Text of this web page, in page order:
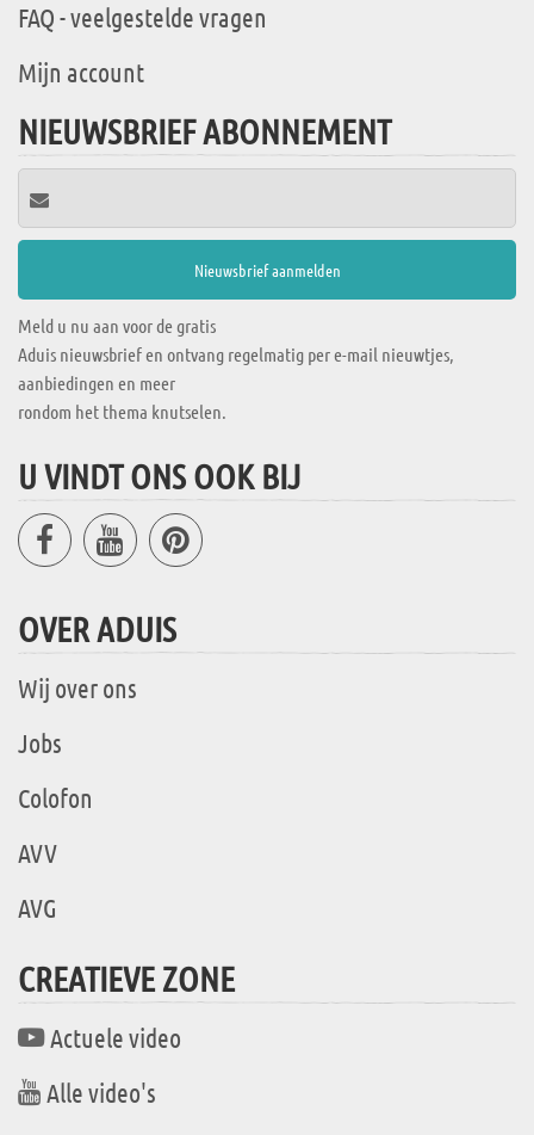
FAQ - veelgestelde vragen
Mijn account
NIEUWSBRIEF ABONNEMENT
Meld u nu aan voor de gratis
Aduis nieuwsbrief en ontvang regelmatig per e-mail nieuwtjes,
aanbiedingen en meer
rondom het thema knutselen.
U VINDT ONS OOK BIJ
OVER ADUIS
Wij over ons
Jobs
Colofon
AVV
AVG
CREATIEVE ZONE
Actuele video
Alle video's